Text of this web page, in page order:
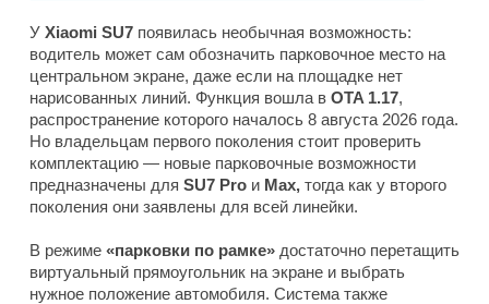
У Xiaomi SU7 появилась необычная возможность:
водитель может сам обозначить парковочное место на
центральном экране, даже если на площадке нет
нарисованных линий. Функция вошла в OTA 1.17,
распространение которого началось 8 августа 2026 года.
Но владельцам первого поколения стоит проверить
комплектацию — новые парковочные возможности
предназначены для SU7 Pro и Max, тогда как у второго
поколения они заявлены для всей линейки.
В режиме «парковки по рамке» достаточно перетащить
виртуальный прямоугольник на экране и выбрать
нужное положение автомобиля. Система также